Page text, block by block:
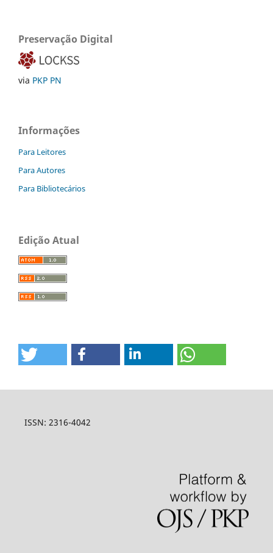
Preservação Digital
via PKP PN
Informações
Para Leitores
Para Autores
Para Bibliotecários
Edição Atual
ISSN: 2316-4042